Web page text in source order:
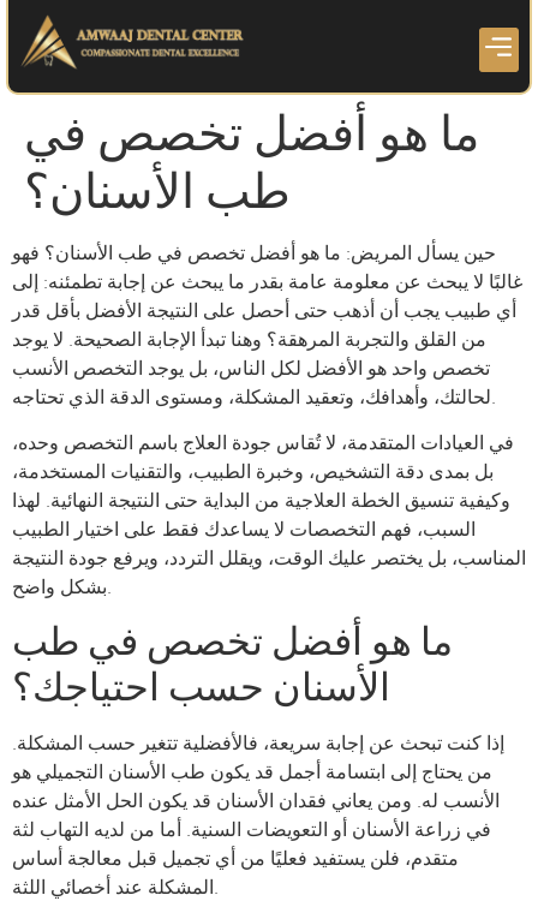
ما هو أفضل تخصص في
طب الأسنان؟
حين يسأل المريض: ما هو أفضل تخصص في طب الأسنان؟ فهو
غالبًا لا يبحث عن معلومة عامة بقدر ما يبحث عن إجابة تطمئنه: إلى
أي طبيب يجب أن أذهب حتى أحصل على النتيجة الأفضل بأقل قدر
من القلق والتجربة المرهقة؟ وهنا تبدأ الإجابة الصحيحة. لا يوجد
تخصص واحد هو الأفضل لكل الناس، بل يوجد التخصص الأنسب
لحالتك، وأهدافك، وتعقيد المشكلة، ومستوى الدقة الذي تحتاجه.
في العيادات المتقدمة، لا تُقاس جودة العلاج باسم التخصص وحده،
بل بمدى دقة التشخيص، وخبرة الطبيب، والتقنيات المستخدمة،
وكيفية تنسيق الخطة العلاجية من البداية حتى النتيجة النهائية. لهذا
السبب، فهم التخصصات لا يساعدك فقط على اختيار الطبيب
المناسب، بل يختصر عليك الوقت، ويقلل التردد، ويرفع جودة النتيجة
بشكل واضح.
ما هو أفضل تخصص في طب
الأسنان حسب احتياجك؟
إذا كنت تبحث عن إجابة سريعة، فالأفضلية تتغير حسب المشكلة.
من يحتاج إلى ابتسامة أجمل قد يكون طب الأسنان التجميلي هو
الأنسب له. ومن يعاني فقدان الأسنان قد يكون الحل الأمثل عنده
في زراعة الأسنان أو التعويضات السنية. أما من لديه التهاب لثة
متقدم، فلن يستفيد فعليًا من أي تجميل قبل معالجة أساس
المشكلة عند أخصائي اللثة.